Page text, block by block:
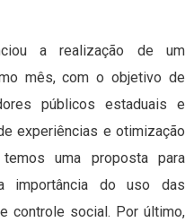
a realização de um
mês, com o objetivo de
públicos estaduais e
experiências e otimização
uma proposta para
importância do uso das
controle social. Por último,